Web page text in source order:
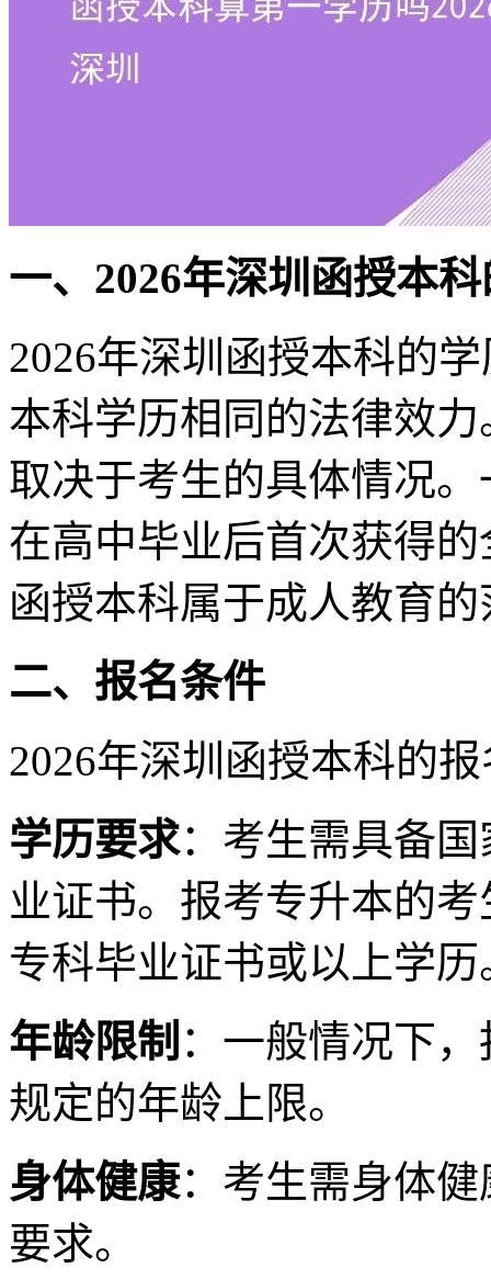
一、2026年深圳函授本
2026年深圳函授本科的
本科学历相同的法律效
取决于考生的具体情况
在高中毕业后首次获得
函授本科属于成人教育
二、报名条件
2026年深圳函授本科的
学历要求：考生需具备
业证书。报考专升本的
专科毕业证书或以上学历
年龄限制 ：一般情况下
规定的年龄上限。
身体健康：考生需身体
要求。